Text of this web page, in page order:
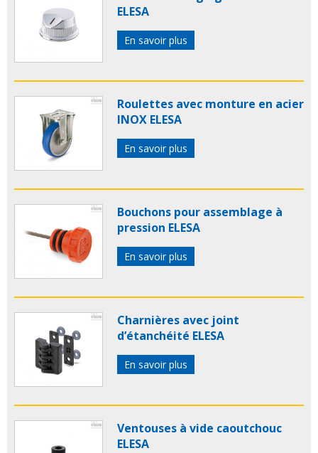
ELESA
En savoir plus
Roulettes avec monture en acier
INOX ELESA
En savoir plus
Bouchons pour assemblage à
pression ELESA
En savoir plus
Charnières avec joint
d’étanchéité ELESA
En savoir plus
Ventouses à vide caoutchouc
ELESA